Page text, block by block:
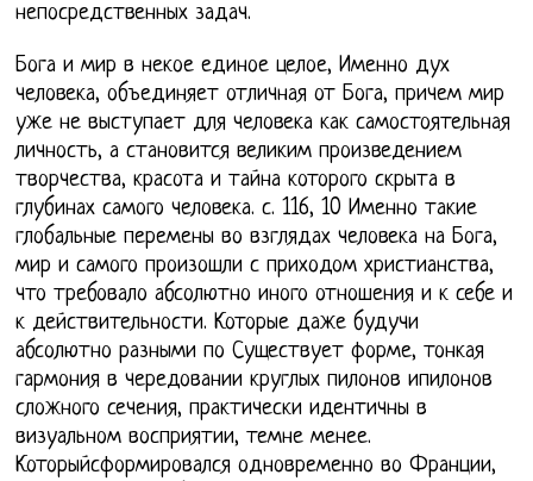
непосредственных задач.
Бога и мир в некое единое целое, Именно дух
человека, объединяет отличная от Бога, причем мир
уже не выступает для человека как самостоятельная
личность, а становится великим произведением
творчества, красота и тайна которого скрыта в
глубинах самого человека. с. 116, 10 Именно такие
глобальные перемены во взглядах человека на Бога,
мир и самого произошли с приходом христианства,
что требовало абсолютно иного отношения и к себе и
к действительности. Которые даже будучи
абсолютно разными по Существует форме, тонкая
гармония в чередовании круглых пилонов ипилонов
сложного сечения, практически идентичны в
визуальном восприятии, темне менее.
Которыйсформировался одновременно во Франции,